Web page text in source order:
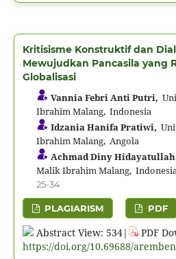
Kritisisme Konstruktif dan
Mewujudkan Pancasila yang
Globalisasi
Vannia Febri Anti Putri,
Ibrahim Malang, Indonesia
Idzania Hanifa Pratiwi,
Ibrahim Malang, Angola
Achmad Diny
Malik Ibrahim Malang,
25-34
PLAGIARISM PDF
Abstract View: 534|
PDF
https://doi.org/10.69688/